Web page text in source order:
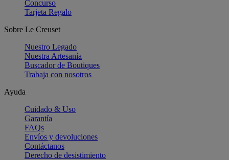
Concurso
Tarjeta Regalo
Sobre Le Creuset
Nuestro Legado
Nuestra Artesanía
Buscador de Boutiques
Trabaja con nosotros
Ayuda
Cuidado & Uso
Garantía
FAQs
Envíos y devoluciones
Contáctanos
Derecho de desistimiento